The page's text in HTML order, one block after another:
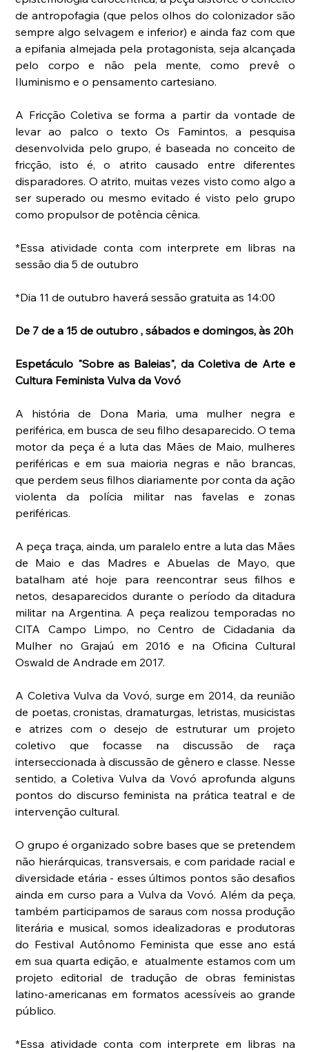
de antropofagia (que pelos olhos do colonizador são
sempre algo selvagem e inferior) e ainda faz com que
a epifania almejada pela protagonista, seja alcançada
pelo corpo e não pela mente, como prevê o
Iluminismo e o pensamento cartesiano.
A Fricção Coletiva se forma a partir da vontade de
levar ao palco o texto Os Famintos, a pesquisa
desenvolvida pelo grupo, é baseada no conceito de
fricção, isto é, o atrito causado entre diferentes
disparadores. O atrito, muitas vezes visto como algo a
ser superado ou mesmo evitado é visto pelo grupo
como propulsor de potência cênica.
*Essa atividade conta com interprete em libras na
sessão dia 5 de outubro
*Dia 11 de outubro haverá sessão gratuita as 14:00
De 7 de a 15 de outubro , sábados e domingos, às 20h
Espetáculo "Sobre as Baleias", da Coletiva de Arte e
Cultura Feminista Vulva da Vovó
A história de Dona Maria, uma mulher negra e
periférica, em busca de seu filho desaparecido. O tema
motor da peça é a luta das Mães de Maio, mulheres
periféricas e em sua maioria negras e não brancas,
que perdem seus filhos diariamente por conta da ação
violenta da polícia militar nas favelas e zonas
periféricas.
A peça traça, ainda, um paralelo entre a luta das Mães
de Maio e das Madres e Abuelas de Mayo, que
batalham até hoje para reencontrar seus filhos e
netos, desaparecidos durante o período da ditadura
militar na Argentina. A peça realizou temporadas no
CITA Campo Limpo, no Centro de Cidadania da
Mulher no Grajaú em 2016 e na Oficina Cultural
Oswald de Andrade em 2017.
A Coletiva Vulva da Vovó, surge em 2014, da reunião
de poetas, cronistas, dramaturgas, letristas, musicistas
e atrizes com o desejo de estruturar um projeto
coletivo que focasse na discussão de raça
interseccionada à discussão de gênero e classe. Nesse
sentido, a Coletiva Vulva da Vovó aprofunda alguns
pontos do discurso feminista na prática teatral e de
intervenção cultural.
O grupo é organizado sobre bases que se pretendem
não hierárquicas, transversais, e com paridade racial e
diversidade etária - esses últimos pontos são desafios
ainda em curso para a Vulva da Vovó. Além da peça,
também participamos de saraus com nossa produção
literária e musical, somos idealizadoras e produtoras
do Festival Autônomo Feminista que esse ano está
em sua quarta edição, e  atualmente estamos com um
projeto editorial de tradução de obras feministas
latino-americanas em formatos acessíveis ao grande
público.
*Essa atividade conta com interprete em libras na